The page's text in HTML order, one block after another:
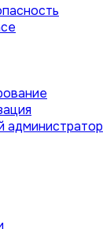
администратор